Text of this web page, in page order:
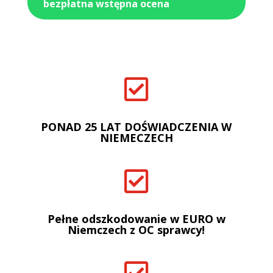
bezpłatna wstępna ocena

PONAD 25 LAT DOŚWIADCZENIA W
NIEMECZECH

Pełne odszkodowanie w EURO w
Niemczech z OC sprawcy!